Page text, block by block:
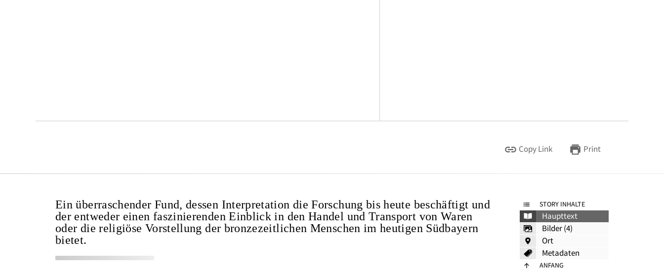
Copy Link Print
STORY INHALTE
Haupttext
Bilder (4)
Ort
Metadaten
ANFANG
Ein überraschender Fund, dessen Interpretation die Forschung bis heute beschäftigt und
der entweder einen faszinierenden Einblick in den Handel und Transport von Waren
oder die religiöse Vorstellung der bronzezeitlichen Menschen im heutigen Südbayern
bietet.